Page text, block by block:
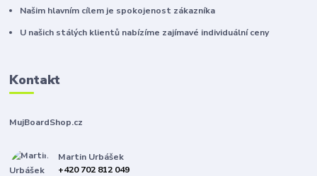
Našim hlavním cílem je spokojenost zákazníka
U našich stálých klientů nabízíme zajímavé individuální ceny
Kontakt
MujBoardShop.cz
Martin Urbášek
+420 702 812 049